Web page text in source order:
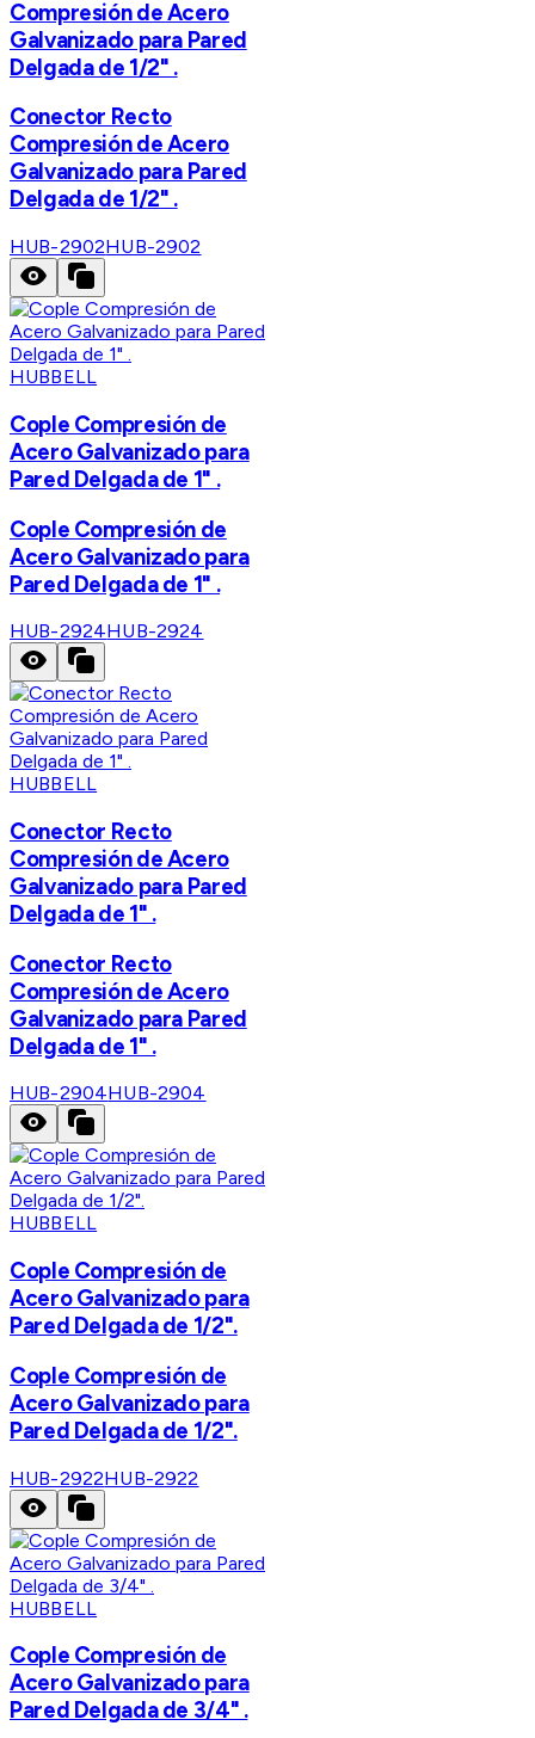
Compresión de Acero
Galvanizado para Pared
Delgada de 1/2" .
Conector Recto
Compresión de Acero
Galvanizado para Pared
Delgada de 1/2" .
HUB-2902HUB-2902
HUBBELL
Cople Compresión de
Acero Galvanizado para
Pared Delgada de 1" .
Cople Compresión de
Acero Galvanizado para
Pared Delgada de 1" .
HUB-2924HUB-2924
HUBBELL
Conector Recto
Compresión de Acero
Galvanizado para Pared
Delgada de 1" .
Conector Recto
Compresión de Acero
Galvanizado para Pared
Delgada de 1" .
HUB-2904HUB-2904
HUBBELL
Cople Compresión de
Acero Galvanizado para
Pared Delgada de 1/2".
Cople Compresión de
Acero Galvanizado para
Pared Delgada de 1/2".
HUB-2922HUB-2922
HUBBELL
Cople Compresión de
Acero Galvanizado para
Pared Delgada de 3/4" .